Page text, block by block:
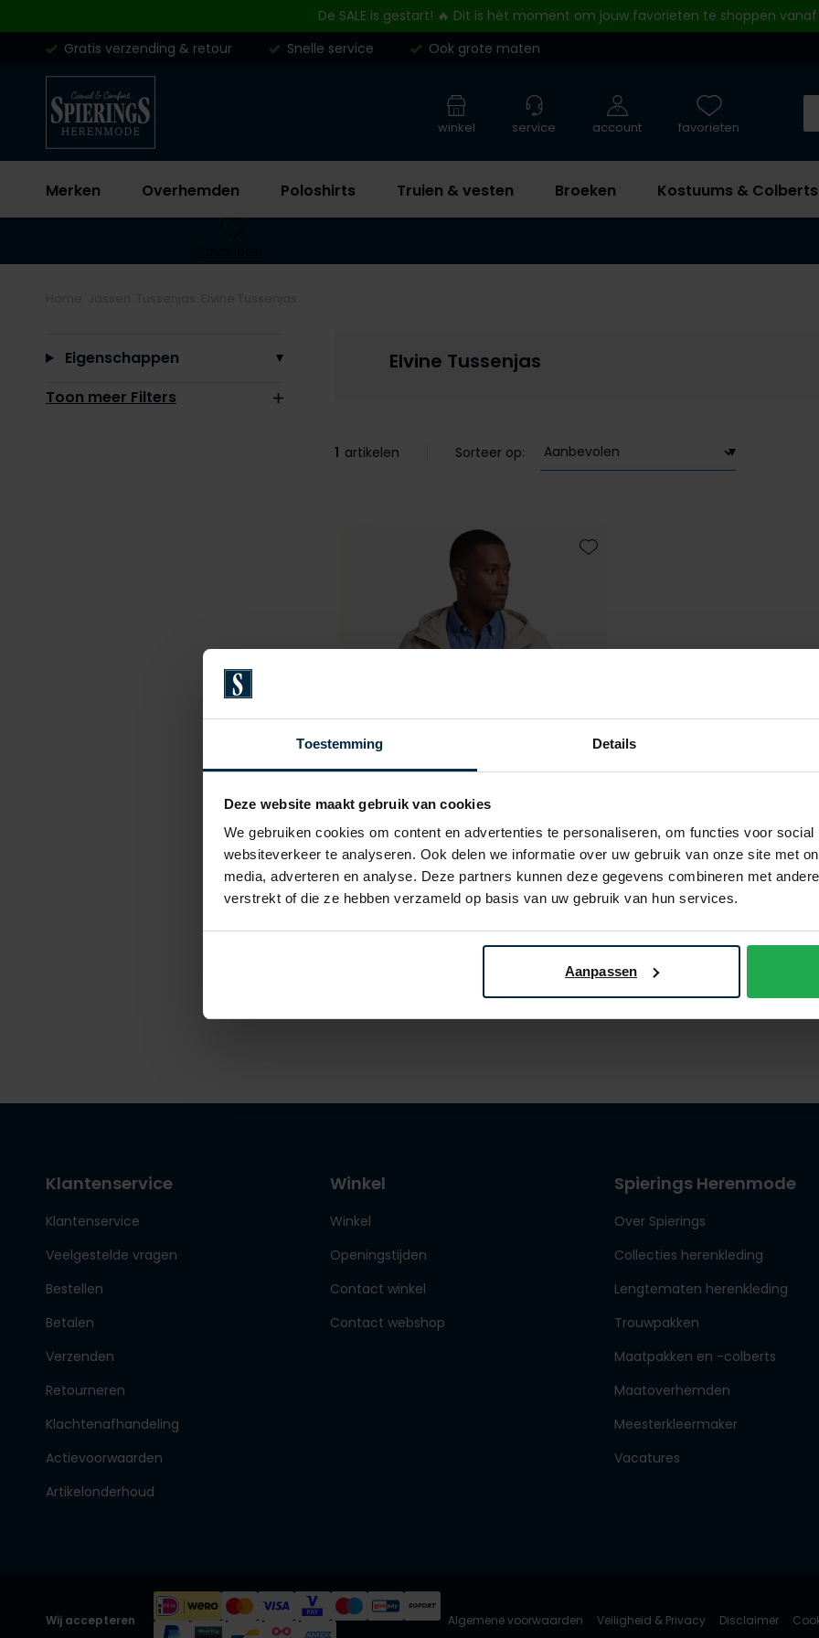
Toestemming Details
Deze website maakt gebruik van cookies
We gebruiken cookies om content en advertenties te personaliseren, om functies voor
websiteverkeer te analyseren. Ook delen we informatie over uw gebruik van onze site met
media, adverteren en analyse. Deze partners kunnen deze gegevens combineren met
verstrekt of die ze hebben verzameld op basis van uw gebruik van hun services.
Aanpassen
De SALE is gestart! 🔥 Dit is hét moment om jouw favorieten te shoppen vanaf
Gratis verzending & retour
Snelle service Ook grote maten
Merken Overhemden Poloshirts Truien & vesten Broeken Kostuums & Colberts
winkel service account favorieten
Elvine Tussenjas
Eigenschappen
Toon meer Filters
1 artikelen Sorteer op:
Elvine
Klantenservice
Klantenservice
Veelgestelde vragen
Bestellen
Betalen
Verzenden
Retourneren
Klachtenafhandeling
Actievoorwaarden
Artikelonderhoud
Winkel
Winkel
Openingstijden
Contact winkel
Contact webshop
Spierings Herenmode
Over Spierings
Collecties herenkleding
Lengtematen herenkleding
Trouwpakken
Maatpakken en -colberts
Maatoverhemden
Meesterkleermaker
Vacatures
Wij accepteren Algemene voorwaarden Veiligheid & Privacy Disclaimer